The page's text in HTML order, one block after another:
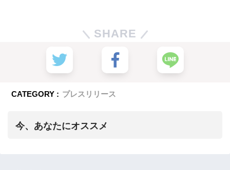
SHARE
CATEGORY : プレスリリース
今、あなたにオススメ